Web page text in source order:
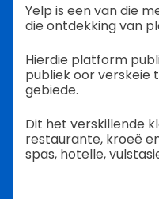
Yelp is een van die
die ontdekking van
Hierdie platform
publiek oor verskeie
gebiede.
Dit het verskillende
restaurante, kroeë
spas, hotelle,